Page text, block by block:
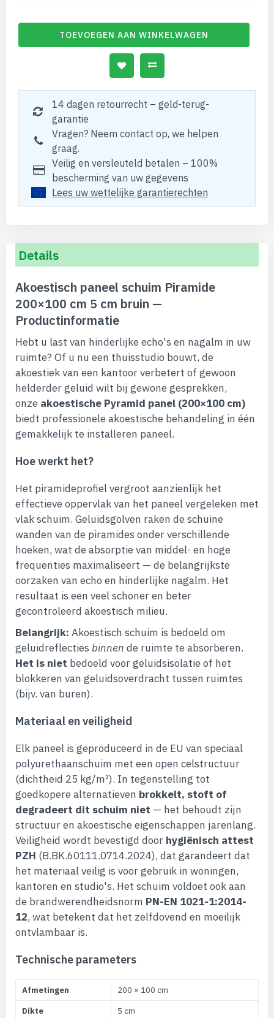
TOEVOEGEN AAN WINKELWAGEN
14 dagen retourrecht – geld-terug-
garantie
Vragen? Neem contact op, we helpen
graag.
Veilig en versleuteld betalen – 100%
bescherming van uw gegevens
Lees uw wettelijke garantierechten
Details
Akoestisch paneel schuim Piramide
200×100 cm 5 cm bruin —
Productinformatie
Hebt u last van hinderlijke echo's en nagalm in uw
ruimte? Of u nu een thuisstudio bouwt, de
akoestiek van een kantoor verbetert of gewoon
helderder geluid wilt bij gewone gesprekken,
onze akoestische Pyramid panel (200×100 cm)
biedt professionele akoestische behandeling in één
gemakkelijk te installeren paneel.
Hoe werkt het?
Het piramideprofiel vergroot aanzienlijk het
effectieve oppervlak van het paneel vergeleken met
vlak schuim. Geluidsgolven raken de schuine
wanden van de piramides onder verschillende
hoeken, wat de absorptie van middel- en hoge
frequenties maximaliseert — de belangrijkste
oorzaken van echo en hinderlijke nagalm. Het
resultaat is een veel schoner en beter
gecontroleerd akoestisch milieu.
Belangrijk: Akoestisch schuim is bedoeld om
geluidreflecties binnen de ruimte te absorberen.
Het is niet bedoeld voor geluidsisolatie of het
blokkeren van geluidsoverdracht tussen ruimtes
(bijv. van buren).
Materiaal en veiligheid
Elk paneel is geproduceerd in de EU van speciaal
polyurethaanschuim met een open celstructuur
(dichtheid 25 kg/m³). In tegenstelling tot
goedkopere alternatieven brokkelt, stoft of
degradeert dit schuim niet — het behoudt zijn
structuur en akoestische eigenschappen jarenlang.
Veiligheid wordt bevestigd door hygiënisch attest
PZH (B.BK.60111.0714.2024), dat garandeert dat
het materiaal veilig is voor gebruik in woningen,
kantoren en studio's. Het schuim voldoet ook aan
de brandwerendheidsnorm PN-EN 1021-1:2014-
12, wat betekent dat het zelfdovend en moeilijk
ontvlambaar is.
Technische parameters
Afmetingen
200 × 100 cm
Dikte
5 cm